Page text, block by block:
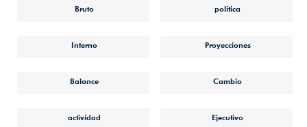
Bruto política
Interno Proyecciones
Balance Cambio
actividad Ejecutivo